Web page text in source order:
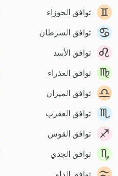
توافق الجوزاء
توافق السرطان
توافق الأسد
توافق العذراء
توافق الميزان
توافق العقرب
توافق القوس
توافق الجدي